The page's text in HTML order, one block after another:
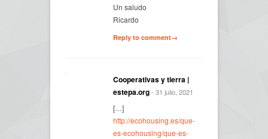
Un saludo
Ricardo
Reply to comment→
Cooperativas y tierra |
estepa.org- 31 julio, 2021
[…]
http://ecohousing.es/que-
es-ecohousing/que-es-